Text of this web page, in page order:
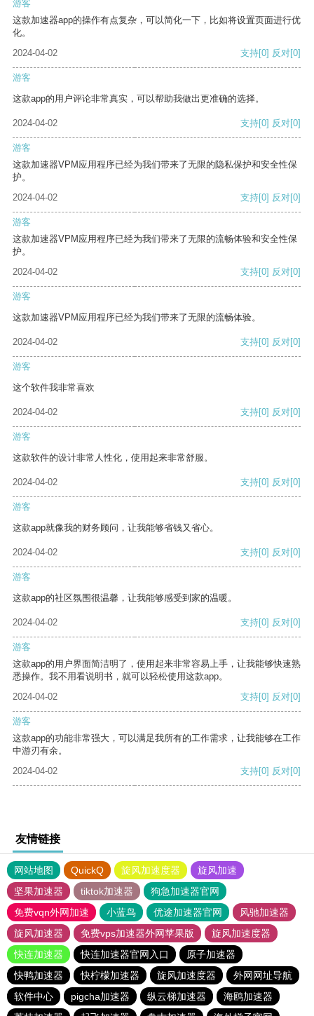
游客
这款加速器app的操作有点复杂，可以简化一下，比如将设置页面进行优
化。
2024-04-02
支持[0] 反对[0]
游客
这款app的用户评论非常真实，可以帮助我做出更准确的选择。
2024-04-02 支持[0] 反对[0]
游客
这款加速器VPM应用程序已经为我们带来了无限的隐私保护和安全性保
护。
2024-04-02
支持[0] 反对[0]
游客
这款加速器VPM应用程序已经为我们带来了无限的流畅体验和安全性保
护。
2024-04-02
支持[0] 反对[0]
游客
这款加速器VPM应用程序已经为我们带来了无限的流畅体验。
2024-04-02 支持[0] 反对[0]
游客
这个软件我非常喜欢
2024-04-02 支持[0] 反对[0]
游客
这款软件的设计非常人性化，使用起来非常舒服。
2024-04-02 支持[0] 反对[0]
游客
这款app就像我的财务顾问，让我能够省钱又省心。
2024-04-02 支持[0] 反对[0]
游客
这款app的社区氛围很温馨，让我能够感受到家的温暖。
2024-04-02 支持[0] 反对[0]
游客
这款app的用户界面简洁明了，使用起来非常容易上手，让我能够快速熟
悉操作。我不用看说明书，就可以轻松使用这款app。
2024-04-02
支持[0] 反对[0]
游客
这款app的功能非常强大，可以满足我所有的工作需求，让我能够在工作
中游刃有余。
2024-04-02
支持[0] 反对[0]
友情链接
网站地图 QuickQ 旋风加速度器
旋风加速
坚果加速器
tiktok加速器
狗急加速器官网
免费vqn外网加速
小蓝鸟 优途加速器官网
风驰加速器
旋风加速器
免费vps加速器外网苹果版
旋风加速度器
快连加速器
快连加速器官网入口
原子加速器
快鸭加速器
快柠檬加速器 旋风加速度器
外网网址导航
软件中心
pigcha加速器 纵云梯加速器
海鸥加速器